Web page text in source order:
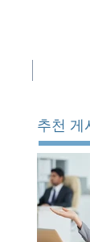
추천 게